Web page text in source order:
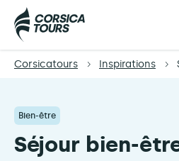
Corsicatours Inspirations
Bien-être
Séjour bien-